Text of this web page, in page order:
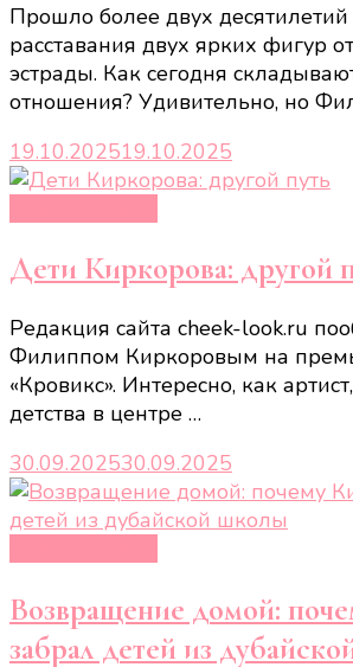
Прошло более двух
расставания двух ярких фигур
эстрады. Как сегодня
отношения? Удивительно, но
19.10.202519.10.2025
Дети Киркорова: другой
Редакция сайта cheek-look.ru
Филиппом Киркоровым на
«Кровикс». Интересно, как
детства в центре …
30.09.202530.09.2025
Возвращение домой:
забрал детей из